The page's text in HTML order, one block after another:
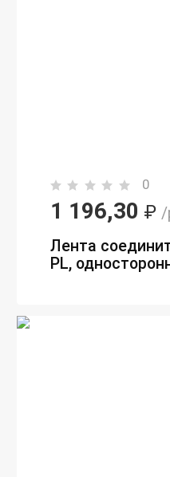
0
1 196,30 ₽ /
Лента
PL,